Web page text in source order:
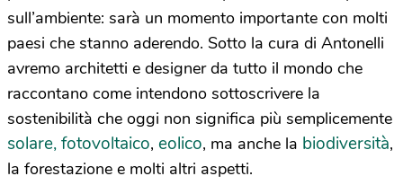
sull’ambiente: sarà un momento importante con molti
paesi che stanno aderendo. Sotto la cura di Antonelli
avremo architetti e designer da tutto il mondo che
raccontano come intendono sottoscrivere la
sostenibilità che oggi non significa più semplicemente
solare, fotovoltaico, eolico, ma anche la biodiversità,
la forestazione e molti altri aspetti.